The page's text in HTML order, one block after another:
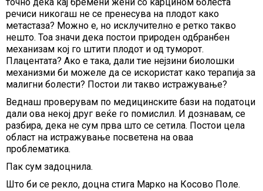
точно дека кај бремени жени со карцином болеста
речиси никогаш не се пренесува на плодот како
метастаза? Можно е, но исклучително е ретко такво
нешто. Тоа значи дека постои природен одбранбен
механизам кој го штити плодот и од туморот.
Плацентата? Ако е така, дали тие нејзини биолошки
механизми би можеле да се искористат како терапија за
малигни болести? Постои ли такво истражување?
Веднаш проверувам по медицинските бази на податоци
дали ова некој друг веќе го помислил. И дознавам, се
разбира, дека не сум прва што се сетила. Постои цела
област на истражување посветена на оваа
проблематика.
Пак сум задоцнила.
Што би се рекло, доцна стига Марко на Косово Поле.